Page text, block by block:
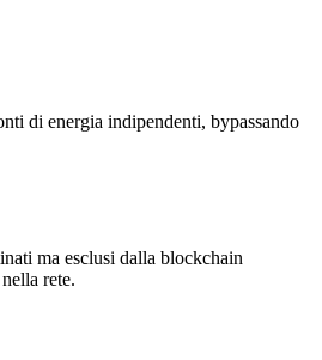
di energia indipendenti, bypassando
ma esclusi dalla blockchain
rete.